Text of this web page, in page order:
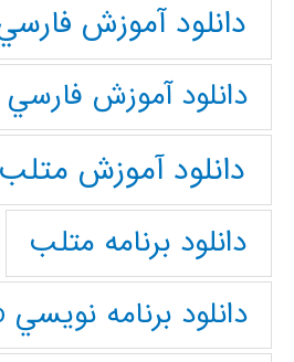
دانلود آموزش
دانلود آموزش
دانلود آموزش متلب
دانلود برنامه متلب
دانلود برنامه نويسي Matlab